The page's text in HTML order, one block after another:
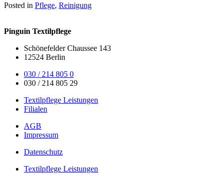
Posted in Pflege, Reinigung
Pinguin Textilpflege
Schönefelder Chaussee 143
12524 Berlin
030 / 214 805 0
030 / 214 805 29
Textilpflege Leistungen
Filialen
AGB
Impressum
Datenschutz
Textilpflege Leistungen